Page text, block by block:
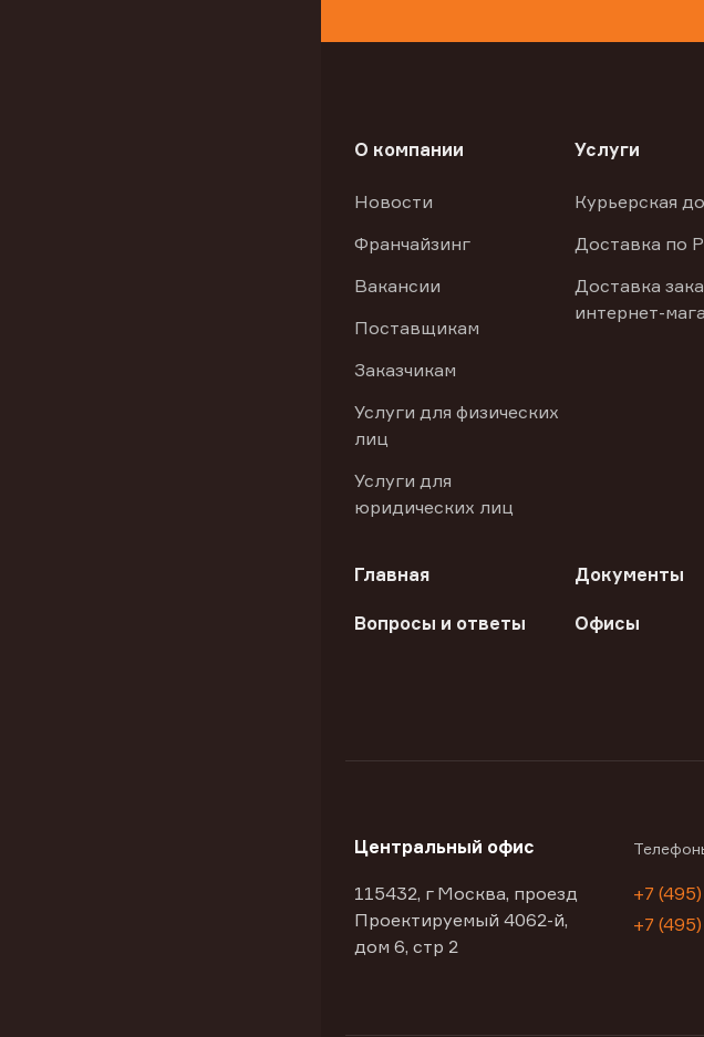
О компании
Новости
Франчайзинг
Вакансии
Поставщикам
Заказчикам
Услуги для физических
лиц
Услуги для
юридических лиц
Услуги
Курьерская
Доставка по
Доставка
интернет-
Главная Документы
Вопросы и ответы Офисы
Центральный офис
115432, г Москва, проезд
Проектируемый 4062-й,
дом 6, стр 2
+7
+7